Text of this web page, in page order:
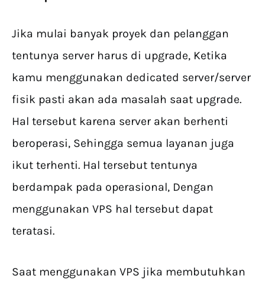
Jika mulai banyak proyek dan pelanggan
tentunya server harus di upgrade, Ketika
kamu menggunakan dedicated server/server
fisik pasti akan ada masalah saat upgrade.
Hal tersebut karena server akan berhenti
beroperasi, Sehingga semua layanan juga
ikut terhenti. Hal tersebut tentunya
berdampak pada operasional, Dengan
menggunakan VPS hal tersebut dapat
teratasi.
Saat menggunakan VPS jika membutuhkan